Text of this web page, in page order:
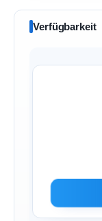
Verfügbarkeit